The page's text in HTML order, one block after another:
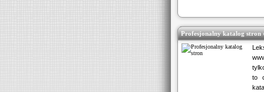
Profesjonalny katalog stron
to